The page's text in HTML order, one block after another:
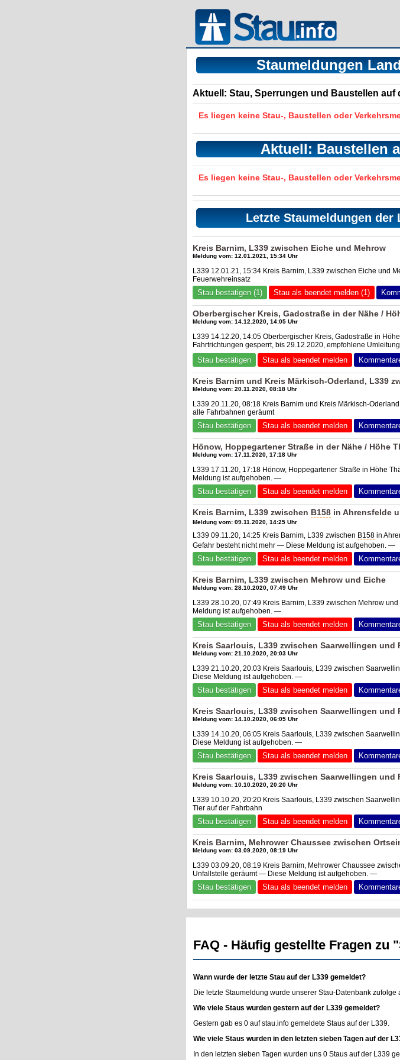
Staumeldungen
Aktuell: Stau, Sperrungen und Baustellen auf
Es liegen keine Stau-, Baustellen oder
Aktuell: Baustellen
Es liegen keine Stau-, Baustellen oder
Letzte Staumeldungen der
Kreis Barnim, L339 zwischen Eiche und Mehrow
Meldung vom: 12.01.2021, 15:34 Uhr
L339 12.01.21, 15:34 Kreis Barnim, L339 zwischen Eiche und
Feuerwehreinsatz
Stau bestätigen (1) Stau als beendet melden (1)
Oberbergischer Kreis, Gadostraße in der Nähe /
Meldung vom: 14.12.2020, 14:05 Uhr
L339 14.12.20, 14:05 Oberbergischer Kreis, Gadostraße in
Fahrtrichtungen gesperrt, bis 29.12.2020, empfohlene
Stau bestätigen Stau als beendet melden
Kreis Barnim und Kreis Märkisch-Oderland, L339
Meldung vom: 20.11.2020, 08:18 Uhr
L339 20.11.20, 08:18 Kreis Barnim und Kreis Märkisch-
alle Fahrbahnen geräumt
Stau bestätigen Stau als beendet melden
Hönow, Hoppegartener Straße in der Nähe / Höhe
Meldung vom: 17.11.2020, 17:18 Uhr
L339 17.11.20, 17:18 Hönow, Hoppegartener Straße in Höhe
Meldung ist aufgehoben. —
Stau bestätigen Stau als beendet melden
Kreis Barnim, L339 zwischen B158 in Ahrensfelde
Meldung vom: 09.11.2020, 14:25 Uhr
L339 09.11.20, 14:25 Kreis Barnim, L339 zwischen B158 in
Gefahr besteht nicht mehr — Diese Meldung ist aufgehoben. —
Stau bestätigen Stau als beendet melden
Kreis Barnim, L339 zwischen Mehrow und Eiche
Meldung vom: 28.10.2020, 07:49 Uhr
L339 28.10.20, 07:49 Kreis Barnim, L339 zwischen Mehrow
Meldung ist aufgehoben. —
Stau bestätigen Stau als beendet melden
Kreis Saarlouis, L339 zwischen Saarwellingen und
Meldung vom: 21.10.2020, 20:03 Uhr
L339 21.10.20, 20:03 Kreis Saarlouis, L339 zwischen
Diese Meldung ist aufgehoben. —
Stau bestätigen Stau als beendet melden
Kreis Saarlouis, L339 zwischen Saarwellingen und
Meldung vom: 14.10.2020, 06:05 Uhr
L339 14.10.20, 06:05 Kreis Saarlouis, L339 zwischen
Diese Meldung ist aufgehoben. —
Stau bestätigen Stau als beendet melden
Kreis Saarlouis, L339 zwischen Saarwellingen und
Meldung vom: 10.10.2020, 20:20 Uhr
L339 10.10.20, 20:20 Kreis Saarlouis, L339 zwischen
Tier auf der Fahrbahn
Stau bestätigen Stau als beendet melden
Kreis Barnim, Mehrower Chaussee zwischen
Meldung vom: 03.09.2020, 08:19 Uhr
L339 03.09.20, 08:19 Kreis Barnim, Mehrower Chaussee
Unfallstelle geräumt — Diese Meldung ist aufgehoben. —
Stau bestätigen Stau als beendet melden
FAQ - Häufig gestellte Fragen zu
Wann wurde der letzte Stau auf der L339 gemeldet?
Die letzte Staumeldung wurde unserer Stau-Datenbank
Wie viele Staus wurden gestern auf der L339 gemeldet?
Gestern gab es 0 aufstau.info gemeldete Staus auf der L339.
Wie viele Staus wurden in den letzten sieben Tagen auf der
In den letzten sieben Tagen wurden uns 0 Staus auf der L339